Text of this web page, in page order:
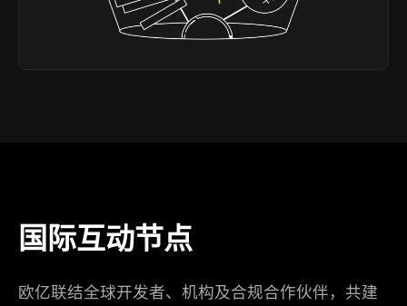
国际互动节点
欧亿联结全球开发者、机构及合规合作伙伴，共建